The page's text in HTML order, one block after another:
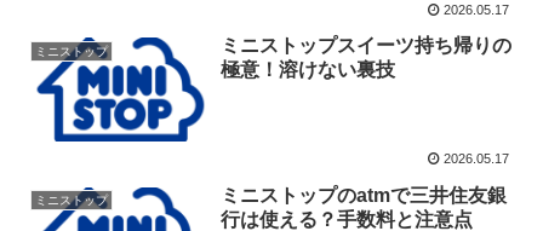
2026.05.17
ミニストップ
ミニストップスイーツ持ち帰りの
極意！溶けない裏技
2026.05.17
ミニストップ
ミニストップのatmで三井住友銀
行は使える？手数料と注意点